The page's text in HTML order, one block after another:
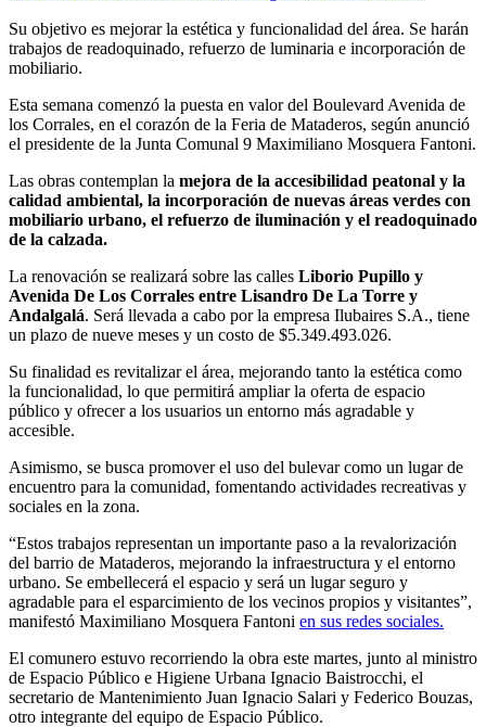
Su objetivo es mejorar la estética y funcionalidad del área. Se harán
trabajos de readoquinado, refuerzo de luminaria e incorporación de
mobiliario.
Esta semana comenzó la puesta en valor del Boulevard Avenida de
los Corrales, en el corazón de la Feria de Mataderos, según anunció
el presidente de la Junta Comunal 9 Maximiliano Mosquera Fantoni.
Las obras contemplan la mejora de la accesibilidad peatonal y la
calidad ambiental, la incorporación de nuevas áreas verdes con
mobiliario urbano, el refuerzo de iluminación y el readoquinado
de la calzada.
La renovación se realizará sobre las calles Liborio Pupillo y
Avenida De Los Corrales entre Lisandro De La Torre y
Andalgalá. Será llevada a cabo por la empresa Ilubaires S.A., tiene
un plazo de nueve meses y un costo de $5.349.493.026.
Su finalidad es revitalizar el área, mejorando tanto la estética como
la funcionalidad, lo que permitirá ampliar la oferta de espacio
público y ofrecer a los usuarios un entorno más agradable y
accesible.
Asimismo, se busca promover el uso del bulevar como un lugar de
encuentro para la comunidad, fomentando actividades recreativas y
sociales en la zona.
“Estos trabajos representan un importante paso a la revalorización
del barrio de Mataderos, mejorando la infraestructura y el entorno
urbano. Se embellecerá el espacio y será un lugar seguro y
agradable para el esparcimiento de los vecinos propios y visitantes”,
manifestó Maximiliano Mosquera Fantoni en sus redes sociales.
El comunero estuvo recorriendo la obra este martes, junto al ministro
de Espacio Público e Higiene Urbana Ignacio Baistrocchi, el
secretario de Mantenimiento Juan Ignacio Salari y Federico Bouzas,
otro integrante del equipo de Espacio Público.